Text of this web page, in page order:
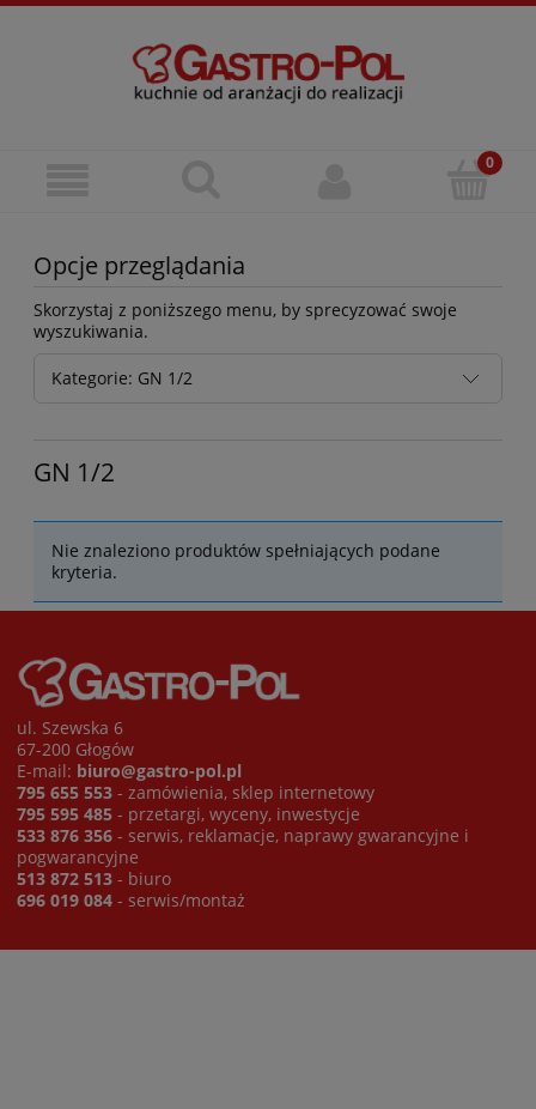
Opcje przeglądania
Skorzystaj z poniższego menu, by sprecyzować swoje
wyszukiwania.
Kategorie: GN 1/2
GN 1/2
Nie znaleziono produktów spełniających podane
kryteria.
ul. Szewska 6
67-200 Głogów
E-mail: biuro@gastro-pol.pl
795 655 553 - zamówienia, sklep internetowy
795 595 485 - przetargi, wyceny, inwestycje
533 876 356 - serwis, reklamacje, naprawy gwarancyjne i
pogwarancyjne
513 872 513 - biuro
696 019 084 - serwis/montaż